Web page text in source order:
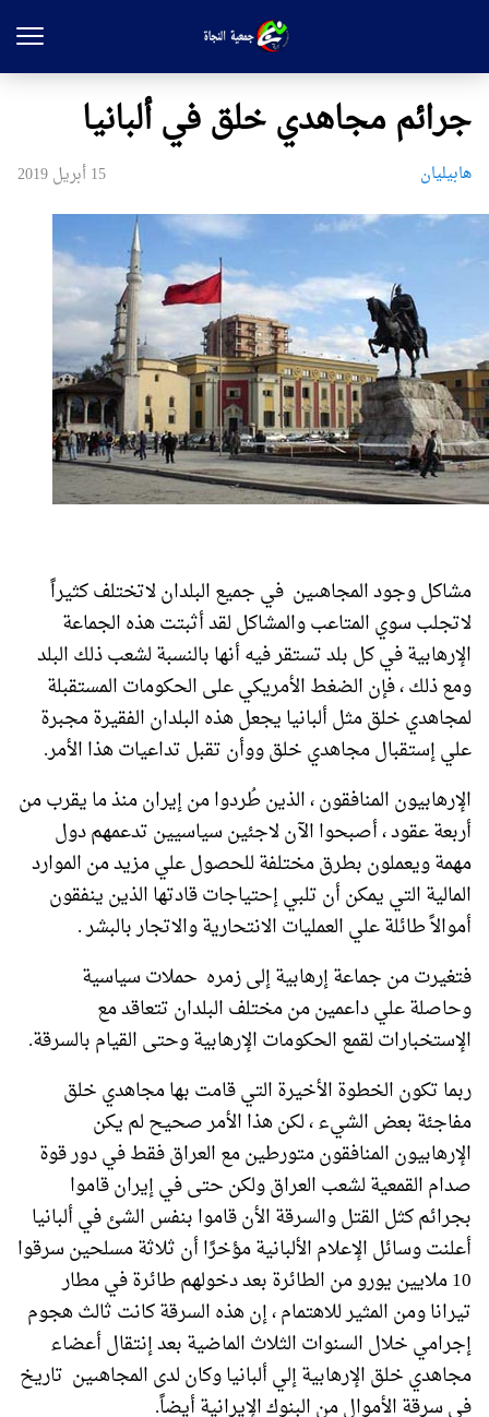
جرائم مجاهدي خلق في ألبانيا
هابیلیان 15 أبريل 2019
مشاكل وجود المجاهىين في جميع البلدان لاتختلف كثيراً
لاتجلب سوي المتاعب والمشاكل لقد أثبتت هذه الجماعة
الإرهابية في كل بلد تستقر فيه أنها بالنسبة لشعب ذلك البلد
ومع ذلك ، فإن الضغط الأمريكي على الحكومات المستقبلة
لمجاهدي خلق مثل ألبانيا يجعل هذه البلدان الفقيرة مجبرة
علي إستقبال مجاهدي خلق ووأن تقبل تداعيات هذا الأمر.
الإرهابيون المنافقون ، الذين طُردوا من إيران منذ ما يقرب من
أربعة عقود ، أصبحوا الآن لاجئين سياسيين تدعمهم دول
مهمة ويعملون بطرق مختلفة للحصول علي مزيد من الموارد
المالية التي يمكن أن تلبي إحتياجات قادتها الذين ينفقون
أموالاً طائلة علي العمليات الانتحارية والاتجار بالبشر .
فتغيرت من جماعة إرهابية إلى زمره حملات سياسية
وحاصلة علي داعمين من مختلف البلدان تتعاقد مع
الإستخبارات لقمع الحكومات الإرهابية وحتى القيام بالسرقة.
ربما تكون الخطوة الأخيرة التي قامت بها مجاهدي خلق
مفاجئة بعض الشيء ، لكن هذا الأمر صحيح لم يكن
الإرهابيون المنافقون متورطين مع العراق فقط في دور قوة
صدام القمعية لشعب العراق ولكن حتى في إيران قاموا
بجرائم كثل القتل والسرقة الأن قاموا بنفس الشئ في ألبانيا
أعلنت وسائل الإعلام الألبانية مؤخرًا أن ثلاثة مسلحين سرقوا
10 ملايين يورو من الطائرة بعد دخولهم طائرة في مطار
تيرانا ومن المثير للاهتمام ، إن هذه السرقة كانت ثالث هجوم
إجرامي خلال السنوات الثلاث الماضية بعد إنتقال أعضاء
مجاهدي خلق الإرهابية إلي ألبانيا وكان لدى المجاهىين تاريخ
في سرقة الأموال من البنوك الإيرانية أيضاً.